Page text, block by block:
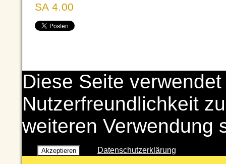
SA 4.00
Diese Seite
Nutzerfreundlichkeit
weiteren Verwendung
Akzeptieren Datenschutzerklärung